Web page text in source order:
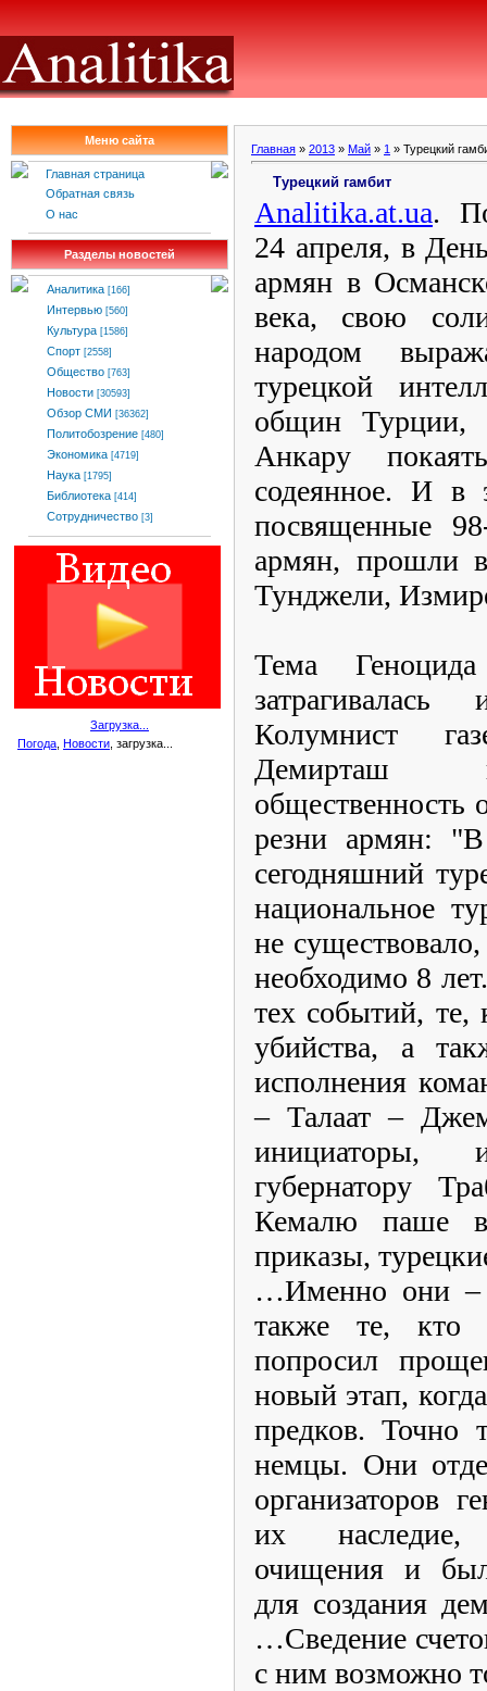
Меню сайта
Главная страница
Обратная связь
О нас
Разделы новостей
Аналитика [166]
Интервью [560]
Культура [1586]
Спорт [2558]
Общество [763]
Новости [30593]
Обзор СМИ [36362]
Политобозрение [480]
Экономика [4719]
Наука [1795]
Библиотека [414]
Сотрудничество [3]
Загрузка...
Погода Новости , загрузка...
Главная » 2013 » Май » 1 » Турецкий
Турецкий гамбит
Analitika.at.ua.
24 апреля, в
армян в
века, свою
народом
турецкой
общин Турции,
Анкару
содеянное. И в
посвященные
армян, прошли
Тунджели,
Тема
Колумнист
Демирташ
общественность
резни армян:
сегодняшний
национальное
не
необходимо 8
тех событий, те,
убийства, а
исполнения
– Талаат –
инициаторы,
губернатору
Кемалю паше
приказы,
…Именно они –
также те, кто
попросил
новый этап,
предков. Точно
немцы. Они
организаторов
их наследие,
очищения и
для создания
…Сведение
с ним возможно